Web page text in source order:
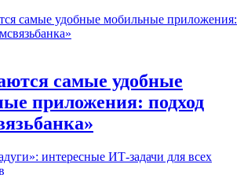
самые удобные
приложения: подход